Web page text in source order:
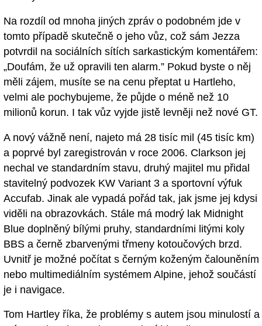
Na rozdíl od mnoha jiných zpráv o podobném jde v
tomto případě skutečně o jeho vůz, což sám Jezza
potvrdil na sociálních sítích sarkastickým komentářem:
„Doufám, že už opravili ten alarm.” Pokud byste o něj
měli zájem, musíte se na cenu přeptat u Hartleho,
velmi ale pochybujeme, že půjde o méně než 10
milionů korun. I tak vůz vyjde jistě levněji než nové GT.
A nový vážně není, najeto má 28 tisíc mil (45 tisíc km)
a poprvé byl zaregistrován v roce 2006. Clarkson jej
nechal ve standardním stavu, druhý majitel mu přidal
stavitelný podvozek KW Variant 3 a sportovní výfuk
Accufab. Jinak ale vypadá pořád tak, jak jsme jej kdysi
viděli na obrazovkách. Stále má modrý lak Midnight
Blue doplněný bílými pruhy, standardními litými koly
BBS a černě zbarvenými třmeny kotoučových brzd.
Uvnitř je možné počítat s černým koženým čalouněním
nebo multimediálním systémem Alpine, jehož součástí
je i navigace.
Tom Hartley říka, že problémy s autem jsou minulostí a